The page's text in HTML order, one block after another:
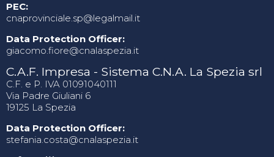
PEC:
cnaprovinciale.sp@legalmail.it
Data Protection Officer:
giacomo.fiore@cnalaspezia.it
C.A.F. Impresa - Sistema C.N.A. La Spezia srl
C.F. e P. IVA 01091040111
Via Padre Giuliani 6
19125 La Spezia
Data Protection Officer:
stefania.costa@cnalaspezia.it